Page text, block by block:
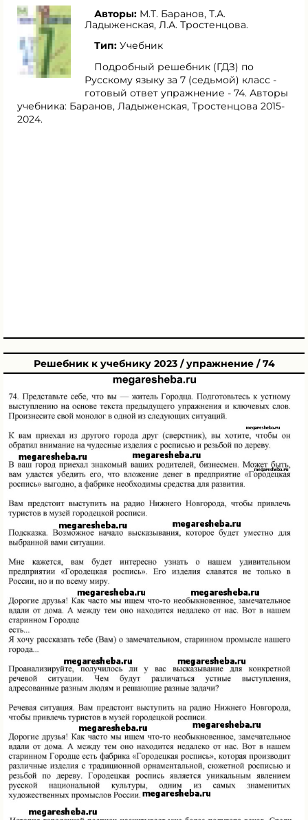
Авторы: М.Т. Баранов, Т.А.
Ладыженская, Л.А. Тростенцова.
Тип: Учебник
Подробный решебник (ГДЗ) по
Русскому языку за 7 (седьмой) класс -
готовый ответ упражнение - 74. Авторы
учебника: Баранов, Ладыженская, Тростенцова 2015-
2024.
Решебник к учебнику 2023 / упражнение / 74